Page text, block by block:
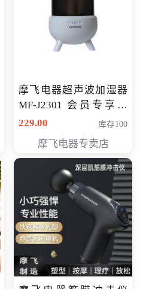
摩飞电器超声波加湿器
MF-J2301 会员专享价
168元
229.00 库存100
摩飞电器专卖店